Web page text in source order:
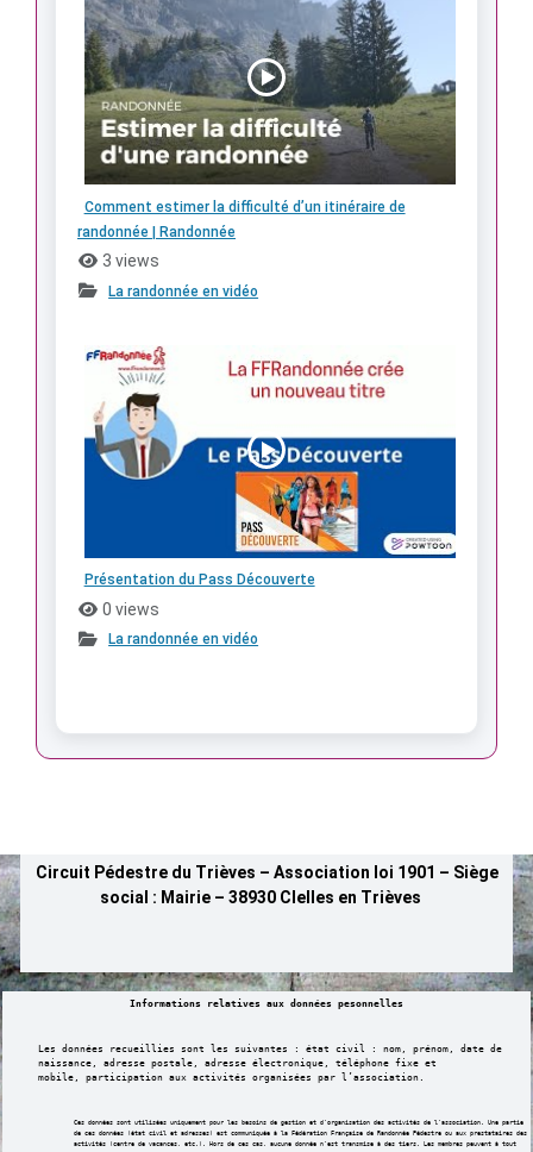
Comment estimer la difficulté d’un itinéraire de
randonnée | Randonnée
3 views
La randonnée en vidéo
Présentation du Pass Découverte
0 views
La randonnée en vidéo
Circuit Pédestre du Trièves – Association loi 1901 – Siège
social : Mairie – 38930 Clelles en Trièves
Informations relatives aux données pesonnelles
Les données recueillies sont les suivantes : état civil : nom, prénom, date de
naissance, adresse postale, adresse électronique, téléphone fixe et
mobile, participation aux activités organisées par l’association.
Ces données sont utilisées uniquement pour les besoins de gestion et d’organisation des activités de l’association. Une partie
de ces données (état civil et adresses) est communiquée à la Fédération Française de Randonnée Pédestre ou aux prestataires des
activités (centre de vacances, etc.). Hors de ces cas, aucune donnée n’est transmise à des tiers. Les membres peuvent à tout